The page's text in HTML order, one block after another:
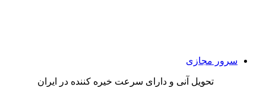
سرور مجازی
تحویل آنی و دارای سرعت خیره کننده در ایران